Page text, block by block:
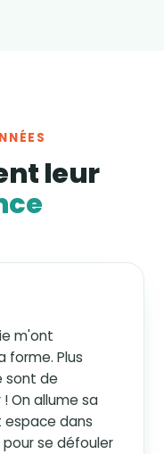
leur
m'ont
forme. Plus
sont de
On allume sa
dans
se défouler